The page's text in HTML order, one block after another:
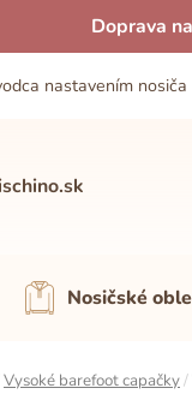
Doprava
nastavením nosiča
Nosičské
Vysoké barefoot capačky/